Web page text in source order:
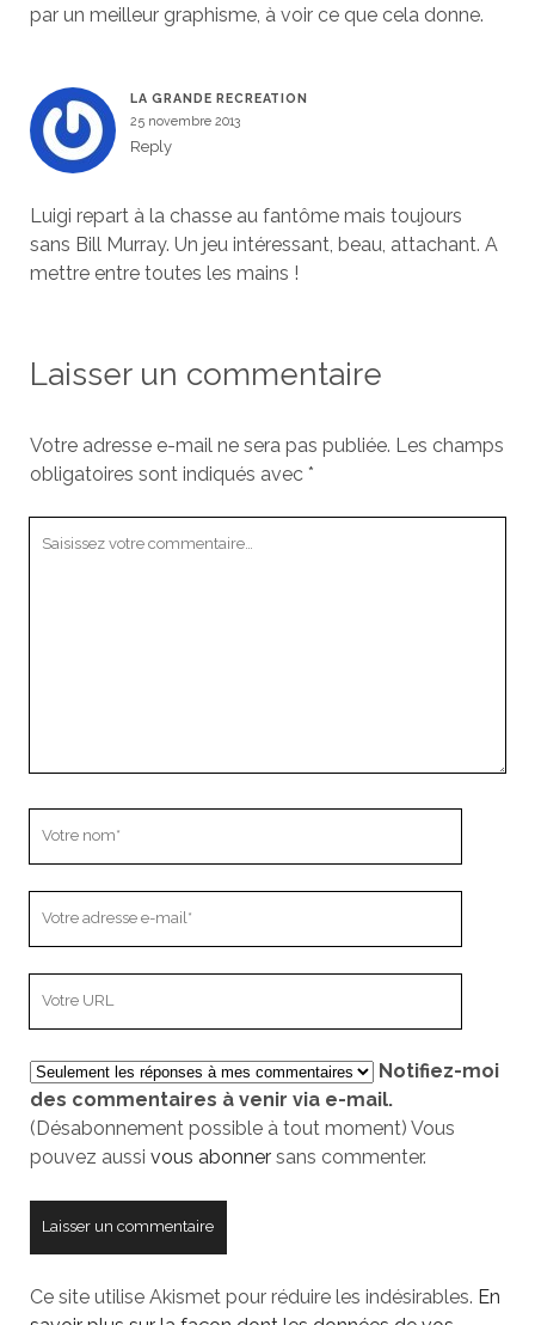
par un meilleur graphisme, à voir ce que cela donne.
LA GRANDE RECREATION
25 novembre 2013
Reply
Luigi repart à la chasse au fantôme mais toujours
sans Bill Murray. Un jeu intéressant, beau, attachant. A
mettre entre toutes les mains !
Laisser un commentaire
Votre adresse e-mail ne sera pas publiée. Les champs
obligatoires sont indiqués avec *
mail
votre
site
Notifiez-moi
des commentaires à venir via e-mail.
(Désabonnement possible à tout moment) Vous
pouvez aussi vous abonnersans commenter.
Ce site utilise Akismet pour réduire les indésirables. En